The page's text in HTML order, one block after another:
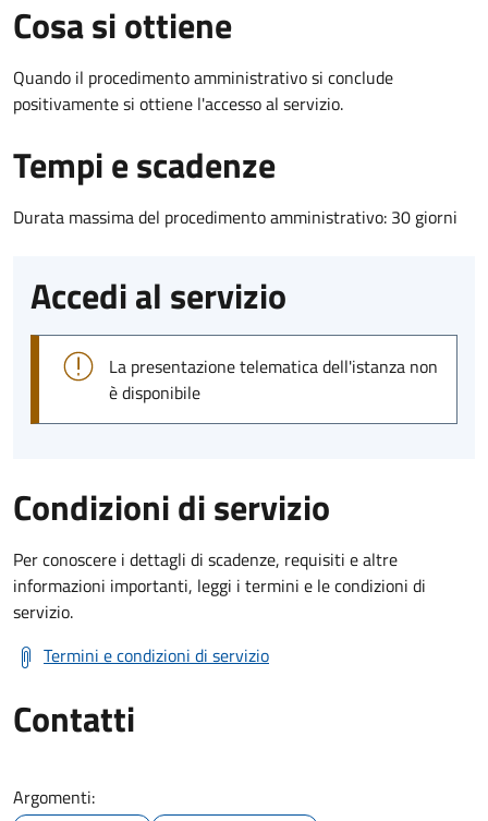
Cosa si ottiene
Quando il procedimento amministrativo si conclude
positivamente si ottiene l'accesso al servizio.
Tempi e scadenze
Durata massima del procedimento amministrativo: 30 giorni
Accedi al servizio
La presentazione telematica dell'istanza non
è disponibile
Condizioni di servizio
Per conoscere i dettagli di scadenze, requisiti e altre
informazioni importanti, leggi i termini e le condizioni di
servizio.
Termini e condizioni di servizio
Contatti
Argomenti: